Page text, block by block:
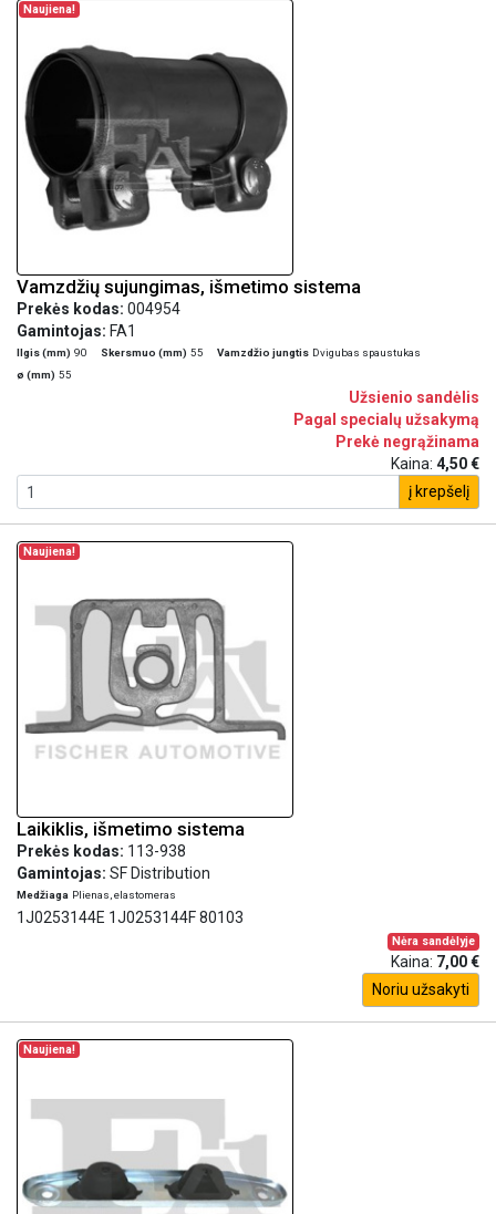
Naujiena!
Vamzdžių sujungimas, išmetimo sistema
Prekės kodas: 004954
Gamintojas: FA1
Ilgis (mm) 90 Skersmuo (mm) 55 Vamzdžio jungtis Dvigubas spaustukas
ø (mm) 55
Užsienio sandėlis
Pagal specialų užsakymą
Prekė negrąžinama
Kaina: 4,50 €
į krepšelį
Naujiena!
Laikiklis, išmetimo sistema
Prekės kodas: 113-938
Gamintojas: SF Distribution
Medžiaga Plienas, elastomeras
1J0253144E 1J0253144F 80103
Nėra sandėlyje
Kaina: 7,00 €
Noriu užsakyti
Naujiena!